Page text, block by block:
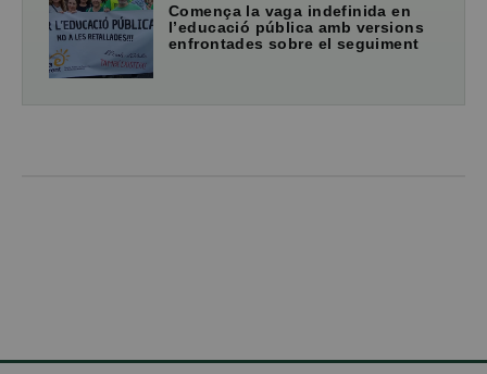
Comença la vaga indefinida en
l’educació pública amb versions
enfrontades sobre el seguiment